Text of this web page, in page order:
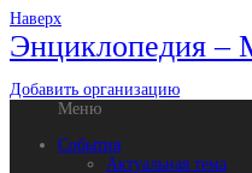
Наверх
Энциклопедия –
Добавить организацию
Меню
События
Актуальная тема